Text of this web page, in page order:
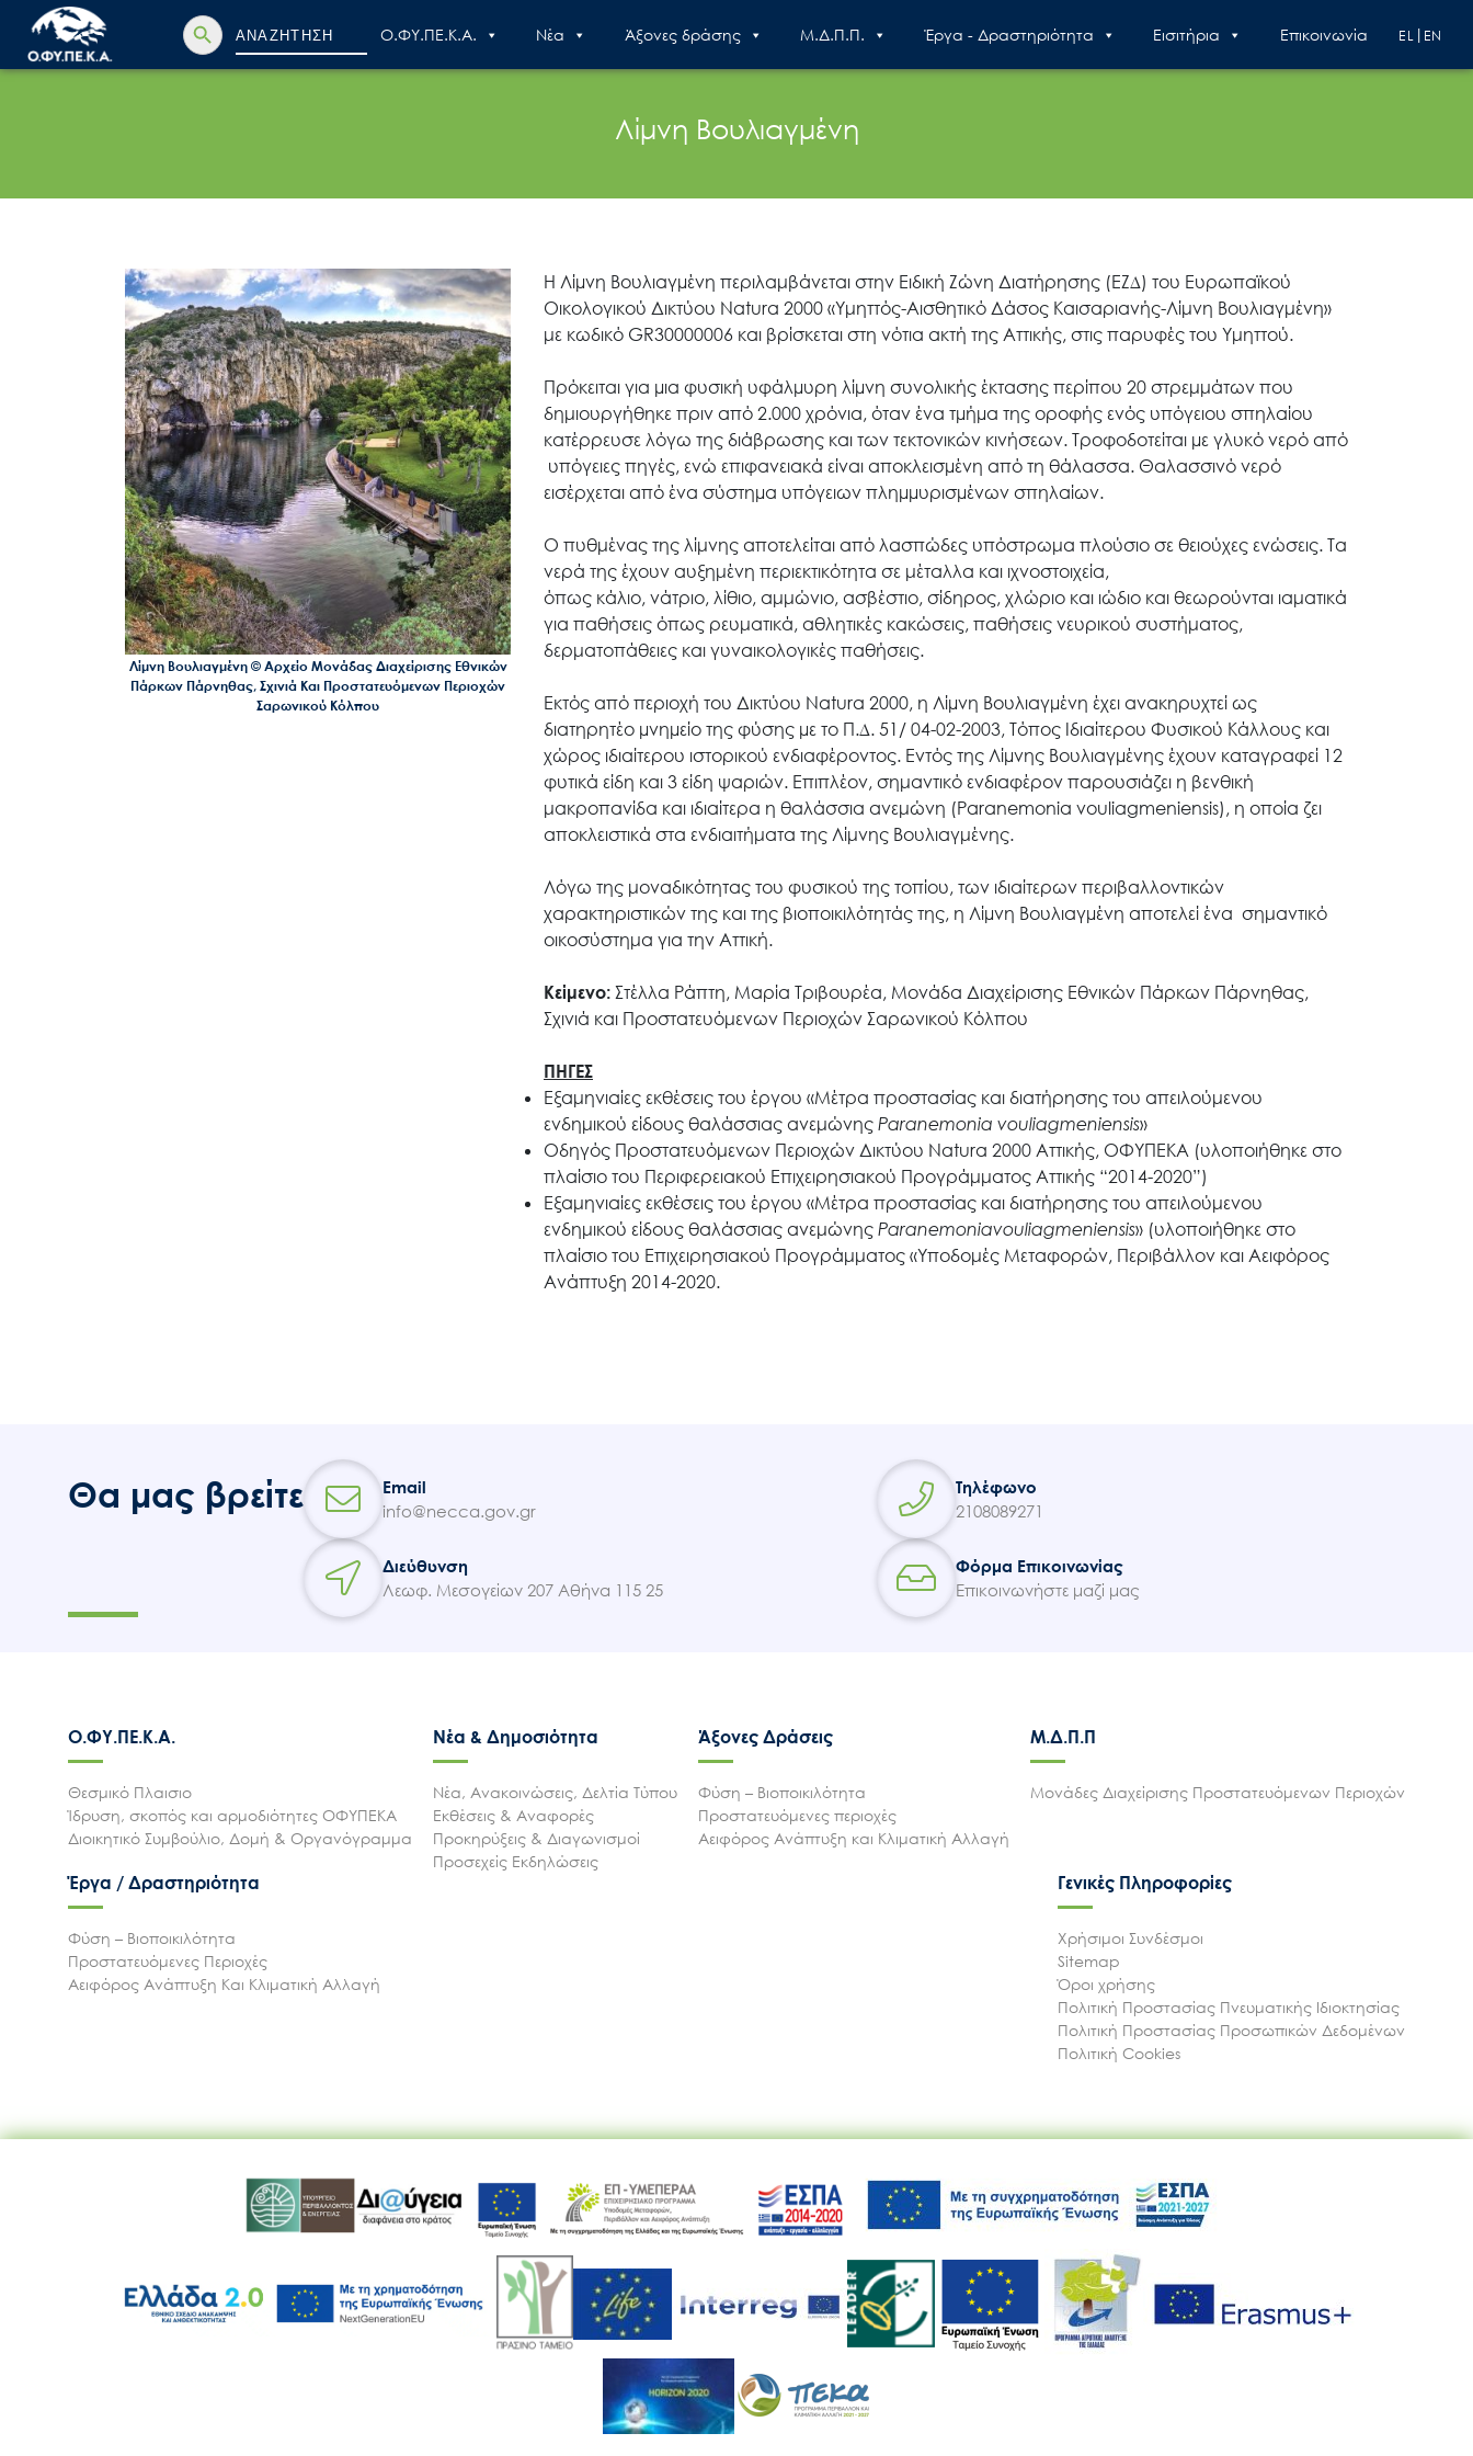
Search
for:
Search Button
Ο.ΦΥ.ΠΕ.Κ.Α. Nέα Άξονες δράσης Μ.Δ.Π.Π. Έργα - Δραστηριότητα Εισιτήρια Επικοινωνία EN
EL
Search
for:
Ο.ΦΥ.ΠΕ.Κ.Α.
Νέα – Δημοσιότητα
Άξονες δράσης
Μ.Δ.Π.Π.
Έργα
Επικοινωνία
Ακολουθήστε μας
Λίμνη Βουλιαγμένη
Λίμνη Βουλιαγμένη © Αρχείο Μονάδας Διαχείρισης Εθνικών
Πάρκων Πάρνηθας, Σχινιά Και Προστατευόμενων Περιοχών
Σαρωνικού Κόλπου
H Λίµνη Βουλιαγµένη περιλαμβάνεται στην Ειδική Ζώνη Διατήρησης (ΕΖ∆) του Ευρωπαϊκού
Οικολογικού Δικτύου Natura 2000 «Υμηττός-Αισθητικό Δάσος Καισαριανής-Λίμνη Βουλιαγμένη»
με κωδικό GR30000006 και βρίσκεται στη νότια ακτή της Αττικής, στις παρυφές του Υμηττού.
Πρόκειται για µια φυσική υφάλµυρη λίµνη συνολικής έκτασης περίπου 20 στρεμμάτων που
δημιουργήθηκε πριν από 2.000 χρόνια, όταν ένα τµήµα της οροφής ενός υπόγειου σπηλαίου
κατέρρευσε λόγω της διάβρωσης και των τεκτονικών κινήσεων. Τροφοδοτείται µε γλυκό νερό από
υπόγειες πηγές, ενώ επιφανειακά είναι αποκλεισµένη από τη θάλασσα. Θαλασσινό νερό
εισέρχεται από ένα σύστηµα υπόγειων πληµµυρισµένων σπηλαίων.
Ο πυθμένας της λίμνης αποτελείται από λασπώδες υπόστρωμα πλούσιο σε θειούχες ενώσεις. Τα
νερά της έχουν αυξημένη περιεκτικότητα σε μέταλλα και ιχνοστοιχεία,
όπως κάλιο, νάτριο, λίθιο, αμμώνιο, ασβέστιο, σίδηρος, χλώριο και ιώδιο και θεωρούνται ιαματικά
για παθήσεις όπως ρευματικά, αθλητικές κακώσεις, παθήσεις νευρικού συστήματος,
δερματοπάθειες και γυναικολογικές παθήσεις.
Εκτός από περιοχή του Δικτύου Natura 2000, η Λίµνη Βουλιαγµένη έχει ανακηρυχτεί ως
διατηρητέο µνηµείο της φύσης µε το Π.∆. 51/ 04-02-2003, Τόπος Ιδιαίτερου Φυσικού Κάλλους και
χώρος ιδιαίτερου ιστορικού ενδιαφέροντος. Εντός της Λίµνης Βουλιαγµένης έχουν καταγραφεί 12
φυτικά είδη και 3 είδη ψαριών. Επιπλέον, σημαντικό ενδιαφέρον παρουσιάζει η βενθική
μακροπανίδα και ιδιαίτερα η θαλάσσια ανεμώνη (Paranemonia vouliagmeniensis), η οποία ζει
αποκλειστικά στα ενδιαιτήματα της Λίμνης Βουλιαγμένης.
Λόγω της μοναδικότητας του φυσικού της τοπίου, των ιδιαίτερων περιβαλλοντικών
χαρακτηριστικών της και της βιοποικιλότητάς της, η Λίµνη Βουλιαγµένη αποτελεί ένα σημαντικό
οικοσύστημα για την Αττική.
Κείμενο: Στέλλα Ράπτη, Μαρία Τριβουρέα, Μονάδα Διαχείρισης Εθνικών Πάρκων Πάρνηθας,
Σχινιά και Προστατευόμενων Περιοχών Σαρωνικού Κόλπου
ΠΗΓΕΣ
Εξαμηνιαίες εκθέσεις του έργου «Μέτρα προστασίας και διατήρησης του απειλούμενου
ενδημικού είδους θαλάσσιας ανεμώνης Paranemonia vouliagmeniensis»
Οδηγός Προστατευόμενων Περιοχών Δικτύου Natura 2000 Αττικής, ΟΦΥΠΕΚΑ (υλοποιήθηκε στο
πλαίσιο του Περιφερειακού Επιχειρησιακού Προγράμματος Αττικής “2014-2020”)
Εξαμηνιαίες εκθέσεις του έργου «Μέτρα προστασίας και διατήρησης του απειλούμενου
ενδημικού είδους θαλάσσιας ανεμώνης Paranemoniavouliagmeniensis» (υλοποιήθηκε στο
πλαίσιο του Επιχειρησιακού Προγράμματος «Υποδομές Μεταφορών, Περιβάλλον και Αειφόρος
Ανάπτυξη 2014-2020.
Θα μας βρείτε
Email
info@necca.gov.gr
Τηλέφωνο
2108089271
Διεύθυνση
Λεωφ. Μεσογείων 207 Αθήνα 115 25
Φόρμα Επικοινωνίας
Επικοινωνήστε μαζί μας
Ο.ΦΥ.ΠΕ.Κ.Α.
Θεσμικό Πλαισιο
Ίδρυση, σκοπός και αρμοδιότητες ΟΦΥΠΕΚΑ
Διοικητικό Συμβούλιο, Δομή & Οργανόγραμμα
Νέα & Δημοσιότητα
Νέα, Ανακοινώσεις, Δελτία Τύπου
Εκθέσεις & Αναφορές
Προκηρύξεις & Διαγωνισμοί
Προσεχείς Εκδηλώσεις
Άξονες Δράσεις
Φύση – Βιοποικιλότητα
Προστατευόμενες περιοχές
Αειφόρος Ανάπτυξη και Κλιματική Αλλαγή
Μ.Δ.Π.Π
Μονάδες Διαχείρισης Προστατευόμενων Περιοχών
Έργα / Δραστηριότητα
Φύση – Βιοποικιλότητα
Προστατευόμενες Περιοχές
Αειφόρος Ανάπτυξη Και Κλιματική Αλλαγή
Γενικές Πληροφορίες
Χρήσιμοι Συνδέσμοι
Sitemap
Όροι χρήσης
Πολιτική Προστασίας Πνευματικής Ιδιοκτησίας
Πολιτική Προστασίας Προσωπικών Δεδομένων
Πολιτική Cookies